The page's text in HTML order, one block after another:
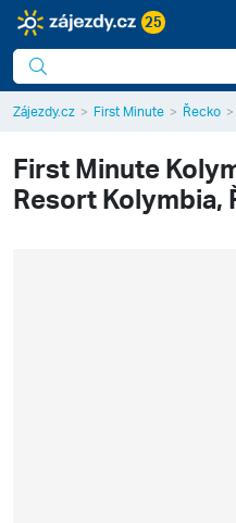
25
Zájezdy.cz First Minute Řecko
First Minute
ResortKolymbia,